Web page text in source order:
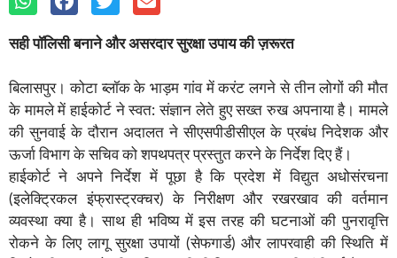
सही पॉलिसी बनाने और असरदार सुरक्षा उपाय की ज़रूरत
बिलासपुर। कोटा ब्लॉक के भाड़म गांव में करंट लगने से तीन लोगों की मौत
के मामले में हाईकोर्ट ने स्वत: संज्ञान लेते हुए सख्त रुख अपनाया है। मामले
की सुनवाई के दौरान अदालत ने सीएसपीडीसीएल के प्रबंध निदेशक और
ऊर्जा विभाग के सचिव को शपथपत्र प्रस्तुत करने के निर्देश दिए हैं।
हाईकोर्ट ने अपने निर्देश में पूछा है कि प्रदेश में विद्युत अधोसंरचना
(इलेक्ट्रिकल इंफ्रास्ट्रक्चर) के निरीक्षण और रखरखाव की वर्तमान
व्यवस्था क्या है। साथ ही भविष्य में इस तरह की घटनाओं की पुनरावृत्ति
रोकने के लिए लागू सुरक्षा उपायों (सेफगार्ड) और लापरवाही की स्थिति में